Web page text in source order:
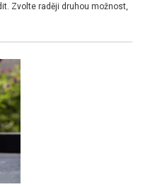
Zvolte raději druhou možnost,